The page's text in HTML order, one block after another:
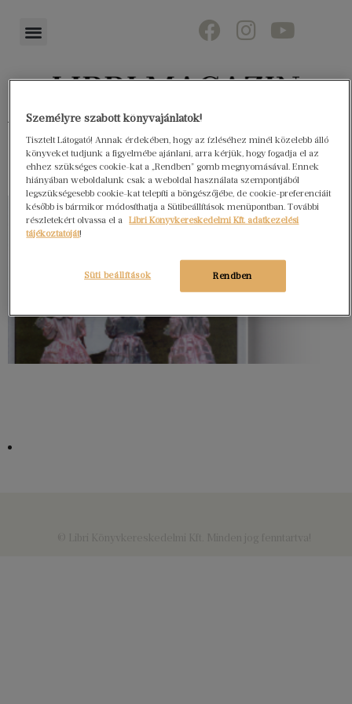
Könyvektől az olvasókig
Személyre szabott könyvajánlatok!
Tisztelt Látogató! Annak érdekében, hogy az ízléséhez minél közelebb álló
könyveket tudjunk a figyelmébe ajánlani, arra kérjük, hogy fogadja el az
ehhez szükséges cookie-kat a „Rendben” gomb megnyomásával. Ennek
hiányában weboldalunk csak a weboldal használata szempontjából
legszükségesebb cookie-kat telepíti a böngészőjébe, de cookie-preferenciáit
később is bármikor módosíthatja a Sütibeállítások menüpontban. További
részletekért olvassa el a
Libri Könyvkereskedelmi Kft. adatkezelési
tájékoztatóját!
Rendben
Süti beállítások